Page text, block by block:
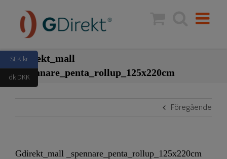
innehållet
Gdirekt_mall
_spennare_penta_rollup_125x220cm
Föregående
Gdirekt_mall _spennare_penta_rollup_125x220cm
SEK kr
dk DKK